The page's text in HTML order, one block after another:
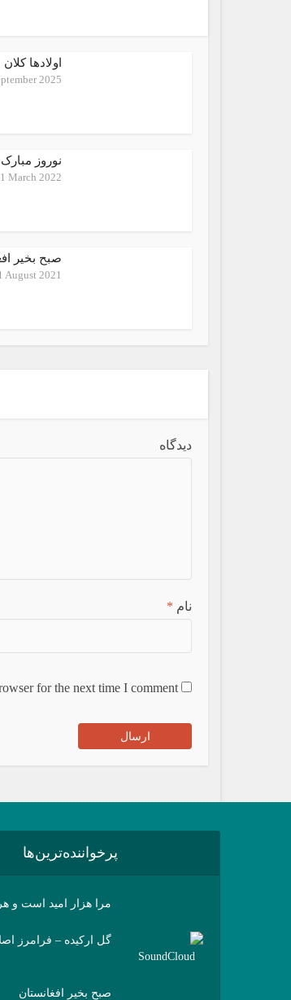
اولادها
2025
نوروز مبارک
March 2022
صبح بخیر
August 2021
دیدگاه
نام *
for the next time I comment.
پرخواننده‌ترین‌ها
مرا هزار امید است و
گل ارکیده – فرامرز
SoundCloud
صبح بخیر افغانستان